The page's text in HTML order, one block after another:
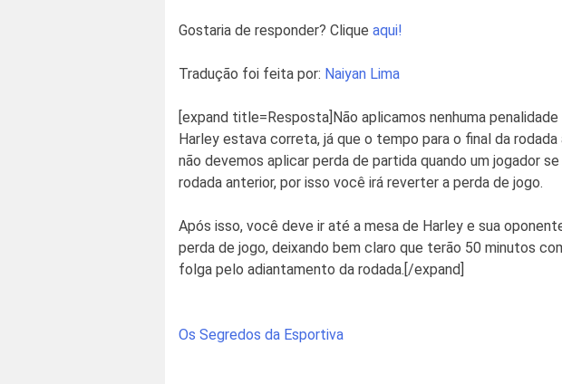
Gostaria de responder? Clique aqui!
Tradução foi feita por: Naiyan Lima
[expand title=Resposta] Não aplicamos nenhuma
Harley estava correta, já que o tempo para o final da
não devemos aplicar perda de partida quando um jogador
rodada anterior, por isso você irá reverter a perda de jogo.
Após isso, você deve ir até a mesa de Harley e sua
perda de jogo, deixando bem claro que terão 50 minutos
folga pelo adiantamento da rodada.[/expand]
Post
Os Segredos da Esportiva